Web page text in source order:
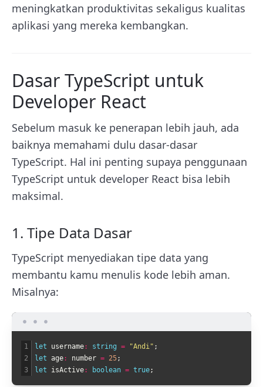
meningkatkan produktivitas sekaligus kualitas
aplikasi yang mereka kembangkan.
Dasar TypeScript untuk
Developer React
Sebelum masuk ke penerapan lebih jauh, ada
baiknya memahami dulu dasar-dasar
TypeScript. Hal ini penting supaya penggunaan
TypeScript untuk developer React bisa lebih
maksimal.
1. Tipe Data Dasar
TypeScript menyediakan tipe data yang
membantu kamu menulis kode lebih aman.
Misalnya:
1
2
3
let username: string = "Andi" ;
let age: number = 25;
let isActive: boolean = true;